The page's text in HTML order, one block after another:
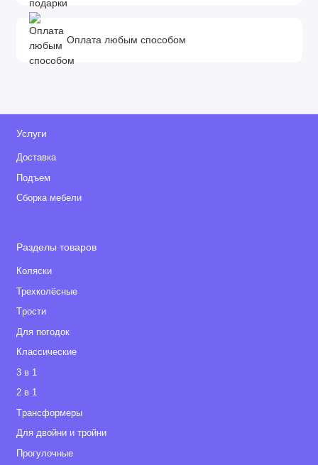
Оплата любым способом
Услуги
Доставка
Подъем
Сборка мебели
Разделы товаров
Коляски
Трехколёсные
Tрости
Для погодок
Классические
3 в 1
2 в 1
Tрансформеры
Для двойни и тройни
Прогулочные